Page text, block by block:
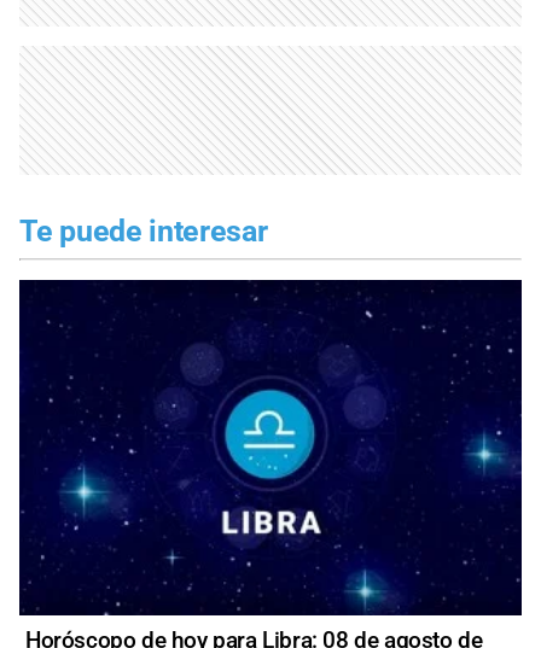
Te puede interesar
Horóscopo de hoy para Libra: 08 de agosto de